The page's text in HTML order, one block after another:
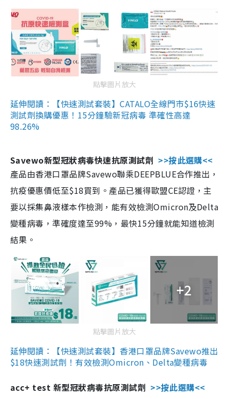
點擊圖片放大
延伸閱讀：【快速測試套裝】CATALO全線門市$16快速
測試劑換購優惠！15分鐘驗新冠病毒 準確性高達
98.26%
Savewo新型冠狀病毒快速抗原測試劑 >>按此選購<<
產品由香港口罩品牌Savewo聯乘DEEPBLUE合作推出，
抗疫優惠價低至$18買到。產品已獲得歐盟CE認證，主
要以採集鼻液樣本作檢測，能有效檢測Omicron及Delta
變種病毒，準確度達至99%，最快15分鐘就能知道檢測
結果。
+2
點擊圖片放大
延伸閱讀：【快速測試套裝】香港口罩品牌Savewo推出
$18快速測試劑！有效檢測Omicron、Delta變種病毒
acc+ test 新型冠狀病毒抗原測試劑 >>按此選購<<